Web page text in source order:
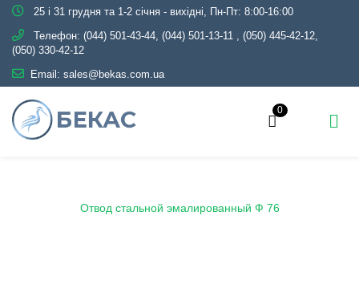
25 і 31 грудня та 1-2 січня - вихідні, Пн-Пт: 8:00-16:00
Телефон: (044) 501-43-44, (044) 501-13-11 , (050) 445-42-12,
(050) 330-42-12
Email: sales@bekas.com.ua
0
Отвод стальной эмалированный Ф 76